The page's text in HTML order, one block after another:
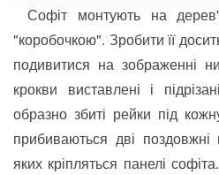
Софіт монтують на
"коробочкою". Зробити її
подивитися на зображенні
крокви виставлені і
образно збиті рейки під
прибиваються дві поздовжні
яких кріпляться панелі